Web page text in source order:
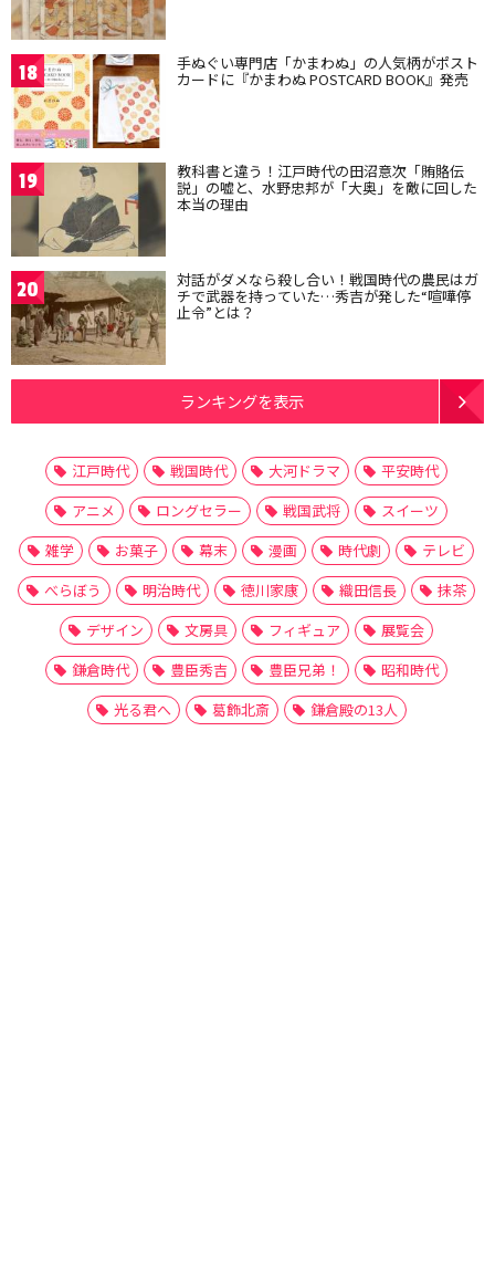
18 手ぬぐい専門店「かまわぬ」の人気柄がポスト
カードに『かまわぬ POSTCARD BOOK』発売
19 教科書と違う！江戸時代の田沼意次「賄賂伝
説」の嘘と、水野忠邦が「大奥」を敵に回した
本当の理由
20 対話がダメなら殺し合い！戦国時代の農民はガ
チで武器を持っていた…秀吉が発した“喧嘩停
止令”とは？
ランキングを表示
江戸時代 戦国時代 大河ドラマ
平安時代
アニメ
ロングセラー 戦国武将
スイーツ
雑学
お菓子 幕末 漫画 時代劇
テレビ
べらぼう
明治時代 徳川家康 織田信長
抹茶
デザイン
文房具 フィギュア
展覧会
鎌倉時代
豊臣秀吉 豊臣兄弟！
昭和時代
光る君へ
葛飾北斎 鎌倉殿の13人